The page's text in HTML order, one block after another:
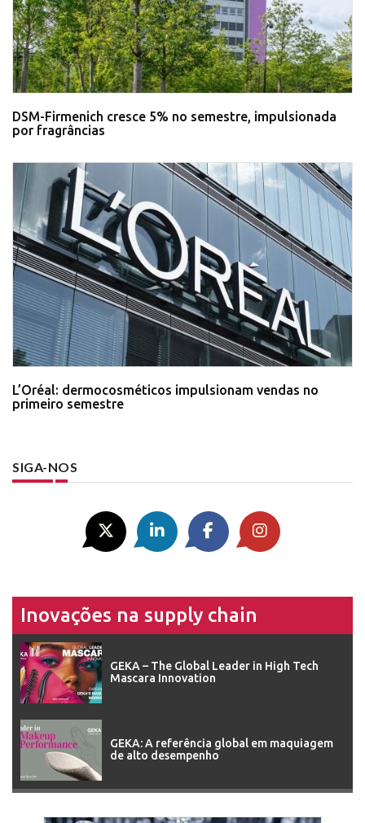
DSM-Firmenich cresce 5% no semestre, impulsionada
por fragrâncias
L’Oréal: dermocosméticos impulsionam vendas no
primeiro semestre
SIGA-NOS
Inovações na supply chain
GEKA – The Global Leader in High Tech
Mascara Innovation
GEKA: A referência global em maquiagem
de alto desempenho